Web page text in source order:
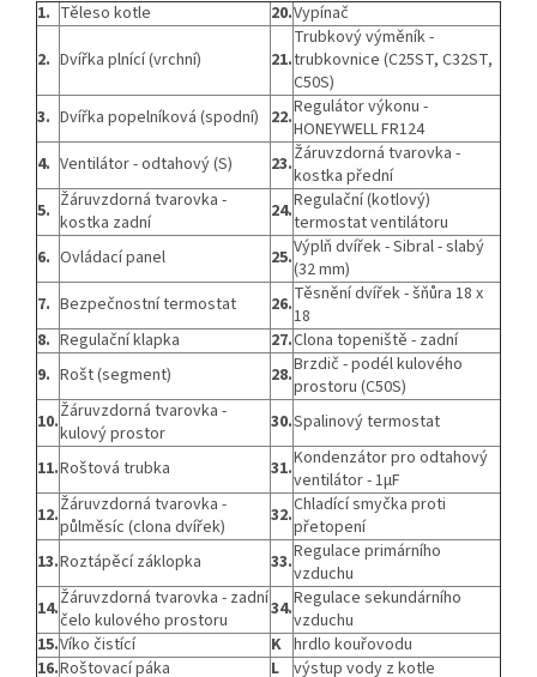
1. Těleso kotle 20.Vypínač
2. Dvířka plnící (vrchní) 21.
Trubkový výměník -
trubkovnice (C25ST, C32ST,
C50S)
3. Dvířka popelníková (spodní) 22.Regulátor výkonu -
HONEYWELL FR124
4. Ventilátor - odtahový (S) 23.Žáruvzdorná tvarovka -
kostka přední
5. Žáruvzdorná tvarovka -
kostka zadní
24.Regulační (kotlový)
termostat ventilátoru
6. Ovládací panel 25.Výplň dvířek - Sibral - slabý
(32 mm)
7. Bezpečnostní termostat 26.Těsnění dvířek - šňůra 18 x
18
8. Regulační klapka 27.Clona topeniště - zadní
9. Rošt (segment) 28.Brzdič - podél kulového
prostoru (C50S)
10.Žáruvzdorná tvarovka -
kulový prostor
30.Spalinový termostat
11.Roštová trubka 31.Kondenzátor pro odtahový
ventilátor - 1μF
12.Žáruvzdorná tvarovka -
půlměsíc (clona dvířek)
32.Chladící smyčka proti
přetopení
13.Roztápěcí záklopka 33.Regulace primárního
vzduchu
14.Žáruvzdorná tvarovka - zadní
čelo kulového prostoru
34.Regulace sekundárního
vzduchu
15.Víko čistící K hrdlo kouřovodu
16.Roštovací páka L výstup vody z kotle